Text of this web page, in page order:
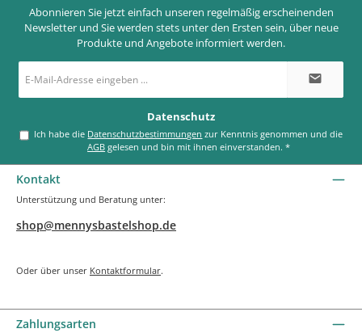
Abonnieren Sie jetzt einfach unseren regelmäßig erscheinenden
Newsletter und Sie werden stets unter den Ersten sein, über neue
Produkte und Angebote informiert werden.
E-
Mail-
*
Datenschutz
Ich habe die Datenschutzbestimmungen
AGB gelesen und bin mit ihnen einverstanden.*
Kontakt
Unterstützung und Beratung unter:
shop@mennysbastelshop.de
Oder über unser Kontaktformular.
Zahlungsarten